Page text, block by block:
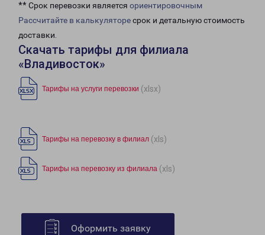
** Срок перевозки является ориентировочным
Рассчитайте в калькуляторесрок и детальную стоимость
доставки.
Скачать тарифы для филиала
«Владивосток»
Тарифы на услуги перевозки (xlsx)
Тарифы на перевозку в филиал (xls)
Тарифы на перевозку из филиала (xls)
Оформить заявку